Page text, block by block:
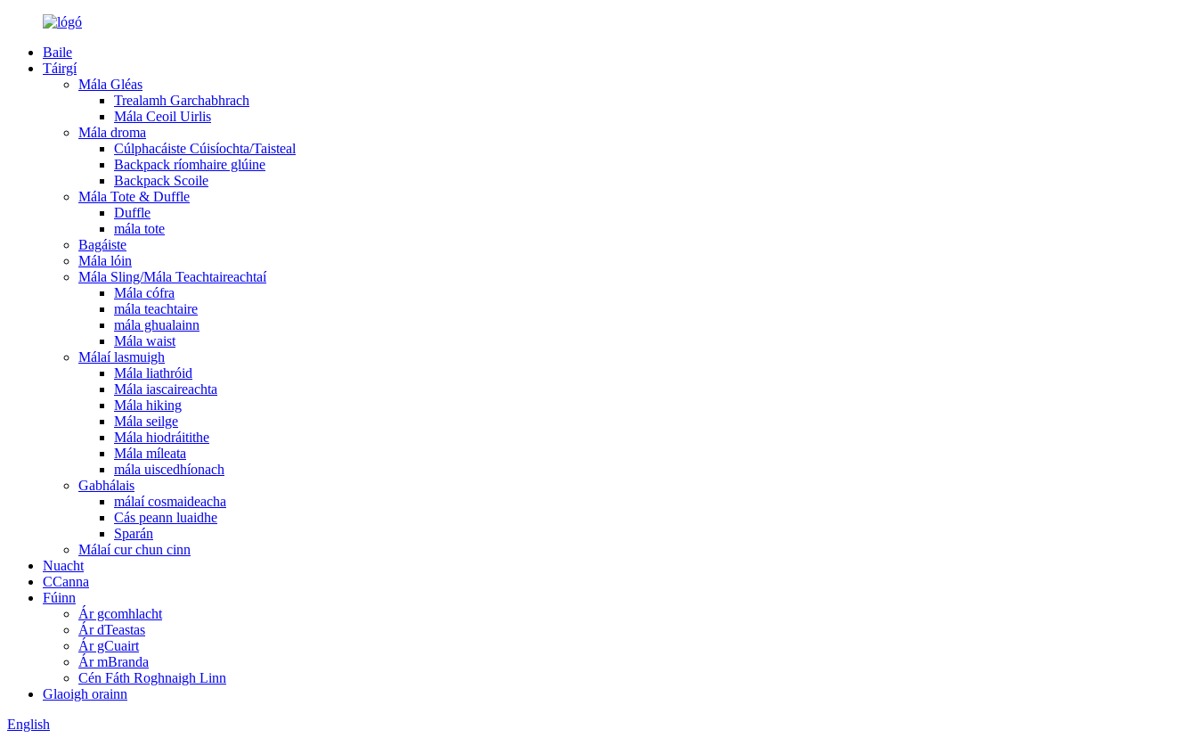
Baile
Táirgí
Mála Gléas
Trealamh Garchabhrach
Mála Ceoil Uirlis
Mála droma
Cúlphacáiste Cúisíochta/Taisteal
Backpack ríomhaire glúine
Backpack Scoile
Mála Tote & Duffle
Duffle
mála tote
Bagáiste
Mála lóin
Mála Sling/Mála Teachtaireachtaí
Mála cófra
mála teachtaire
mála ghualainn
Mála waist
Málaí lasmuigh
Mála liathróid
Mála iascaireachta
Mála hiking
Mála seilge
Mála hiodráitithe
Mála míleata
mála uiscedhíonach
Gabhálais
málaí cosmaideacha
Cás peann luaidhe
Sparán
Málaí cur chun cinn
Nuacht
CCanna
Fúinn
Ár gcomhlacht
Ár dTeastas
Ár gCuairt
Ár mBranda
Cén Fáth Roghnaigh Linn
Glaoigh orainn
English